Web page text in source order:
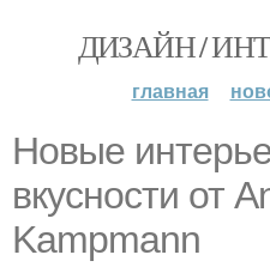
ДИЗАЙН /
главная
Новые
вкусности от
Kampmann